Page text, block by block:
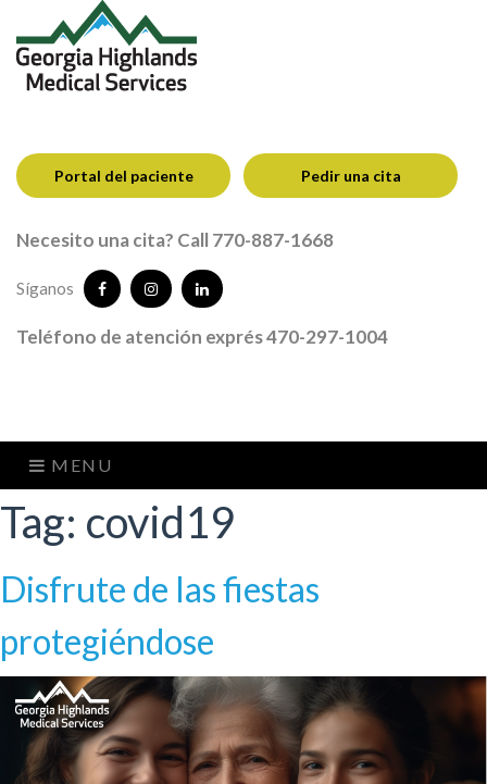
Portal del paciente Pedir una cita
Necesito una cita? Call 770-887-1668
Síganos
Teléfono de atención exprés 470-297-1004
MENU
Tag: covid19
Disfrute de las fiestas
protegiéndose